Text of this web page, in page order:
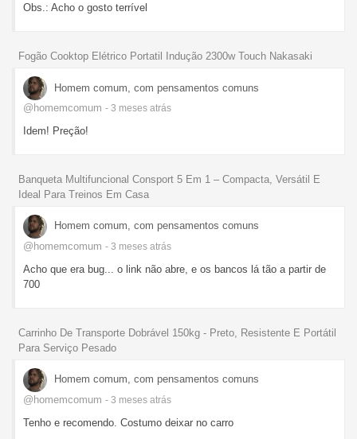
Obs.: Acho o gosto terrível
Fogão Cooktop Elétrico Portatil Indução 2300w Touch Nakasaki
Homem comum, com pensamentos comuns
@homemcomum - 3 meses atrás
Idem! Preção!
Banqueta Multifuncional Consport 5 Em 1 – Compacta, Versátil E
Ideal Para Treinos Em Casa
Homem comum, com pensamentos comuns
@homemcomum - 3 meses atrás
Acho que era bug... o link não abre, e os bancos lá tão a partir de
700
Carrinho De Transporte Dobrável 150kg - Preto, Resistente E Portátil
Para Serviço Pesado
Homem comum, com pensamentos comuns
@homemcomum - 3 meses atrás
Tenho e recomendo. Costumo deixar no carro